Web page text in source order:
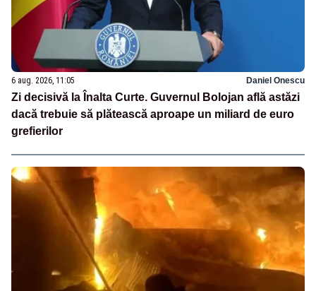
6 aug. 2026, 11:05 Daniel Onescu
Zi decisivă la Înalta Curte. Guvernul Bolojan află astăzi
dacă trebuie să plătească aproape un miliard de euro
grefierilor